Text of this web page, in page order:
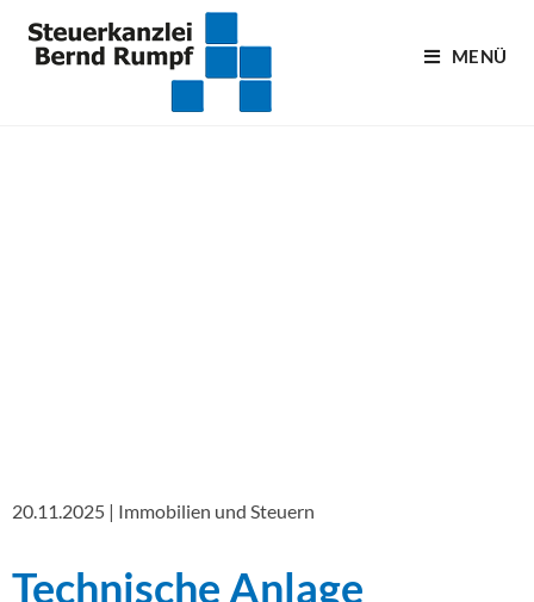
MENÜ
20.11.2025 | Immobilien und Steuern
Technische Anlage